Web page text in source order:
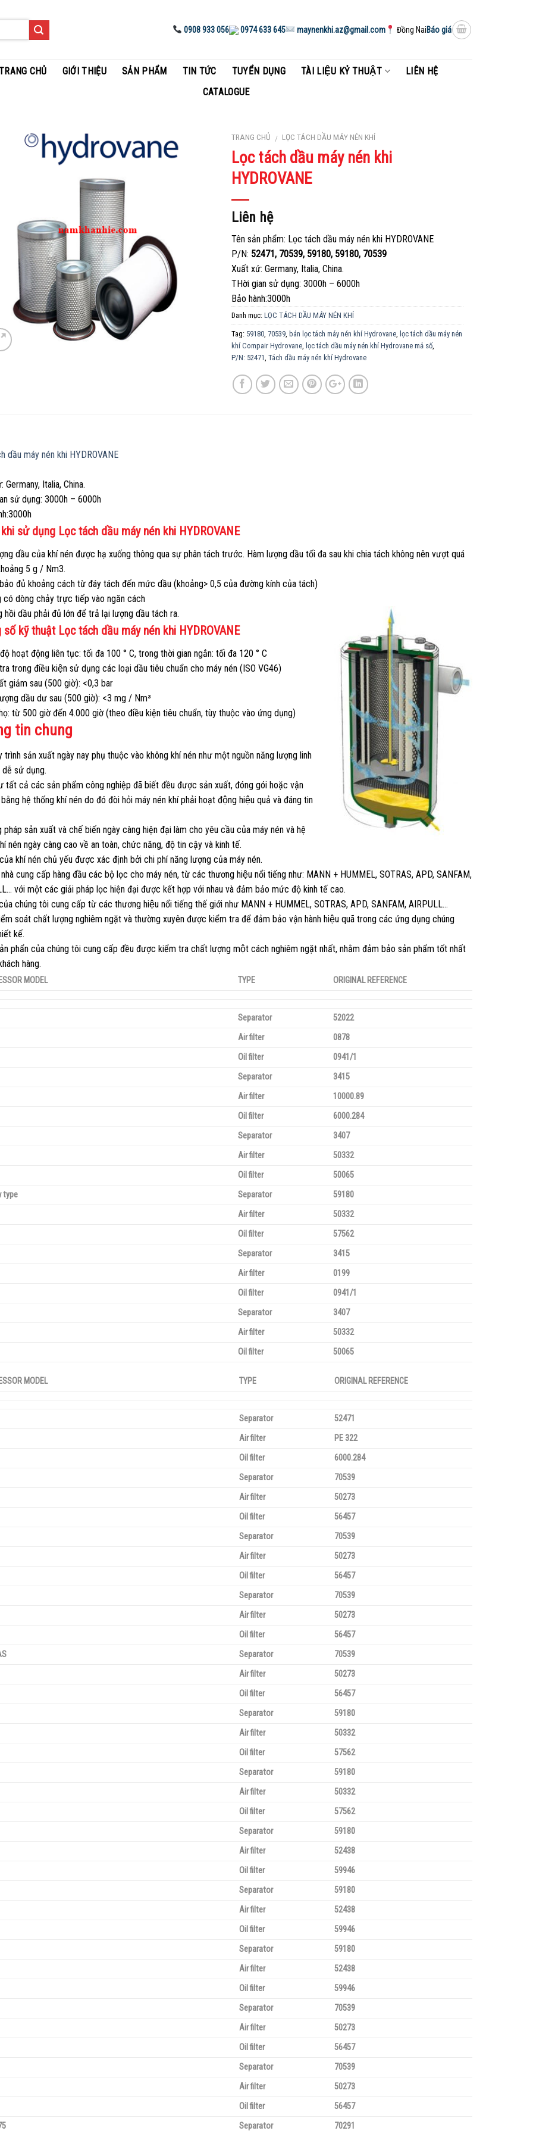
0908 933 056 0974 633 645 maynenkhi.az@gmail.com Đồng NaiBáo giá
CHỦ GIỚI THIỆU SẢN PHẨM TIN TỨC TUYỂN DỤNG TÀI LIỆU KỶ THUẬT
LIÊN HỆ
CATALOGUE
TRANG CHỦ / LỌC TÁCH DẦU MÁY NÉN KHÍ
Lọc tách dầu máy nén khi
HYDROVANE
Liên hệ
Tên sản phẩm: Lọc tách dầu máy nén khi HYDROVANE
P/N: 52471, 70539, 59180, 59180, 70539
Xuất xứ: Germany, Italia, China.
THời gian sử dụng: 3000h – 6000h
Bảo hành:3000h
Danh mục: LỌC TÁCH DẦU MÁY NÉN KHÍ
Tag: 59180 70539 bán lọc tách máy nén khí Hydrovane lọc tách dầu máy nén
khí Compair Hydrovane lọc tách dầu máy nén khí Hydrovane mả số
P/N: 52471 Tách dầu máy nén khí Hydrovane
dầu máy nén khi HYDROVANE
Germany, Italia, China.
sử dụng: 3000h – 6000h
sử dụng Lọc tách dầu máy nén khi HYDROVANE
dầu của khí nén được hạ xuống thông qua sự phân tách trước. Hàm lượng dầu tối đa sau khi chia tách không nên vượt quá
5 g / Nm3.
đủ khoảng cách từ đáy tách đến mức dầu (khoảng> 0,5 của đường kính của tách)
có dòng chảy trực tiếp vào ngăn cách
hồi dầu phải đủ lớn để trả lại lượng dầu tách ra.
số kỹ thuật Lọc tách dầu máy nén khi HYDROVANE
hoạt động liên tục: tối đa 100 ° C, trong thời gian ngắn: tối đa 120 ° C
trong điều kiện sử dụng các loại dầu tiêu chuẩn cho máy nén (ISO VG46)
giảm sau (500 giờ): <0,3 bar
dầu dư sau (500 giờ): <3 mg / Nm³
từ 500 giờ đến 4.000 giờ (theo điều kiện tiêu chuẩn, tùy thuộc vào ứng dụng)
tin chung
trình sản xuất ngày nay phụ thuộc vào không khí nén như một nguồn năng lượng linh
sử dụng.
tất cả các sản phẩm công nghiệp đã biết đều được sản xuất, đóng gói hoặc vận
hệ thống khí nén do đó đòi hỏi máy nén khí phải hoạt động hiệu quả và đáng tin
pháp sản xuất và chế biến ngày càng hiện đại làm cho yêu cầu của máy nén và hệ
nén ngày càng cao về an toàn, chức năng, độ tin cậy và kinh tế.
khí nén chủ yếu được xác định bởi chi phí năng lượng của máy nén.
cung cấp hàng đầu các bộ lọc cho máy nén, từ các thương hiệu nổi tiếng như: MANN + HUMMEL, SOTRAS, APD, SANFAM,
với một các giải pháp lọc hiện đại được kết hợp với nhau và đảm bảo mức độ kinh tế cao.
chúng tôi cung cấp từ các thương hiệu nổi tiếng thế giới như MANN + HUMMEL, SOTRAS, APD, SANFAM, AIRPULL…
soát chất lượng nghiêm ngặt và thường xuyên được kiểm tra để đảm bảo vận hành hiệu quã trong các ứng dụng chúng
kế.
phẩn của chúng tôi cung cấp đều được kiểm tra chất lượng một cách nghiêm ngặt nhất, nhằm đảm bảo sản phẩm tốt nhất
hàng.
MODEL TYPE ORIGINAL REFERENCE
Separator
52022
Air filter
0878
Oil filter
0941/1
Separator
3415
Air filter
10000.89
Oil filter
6000.284
Separator
3407
Air filter
50332
Oil filter
50065
type
Separator
59180
Air filter
50332
Oil filter
57562
Separator
3415
Air filter
0199
Oil filter
0941/1
Separator
3407
Air filter
50332
Oil filter
50065
MODEL TYPE ORIGINAL REFERENCE
Separator
52471
Air filter
PE 322
Oil filter
6000.284
Separator
70539
Air filter
50273
Oil filter
56457
Separator
70539
Air filter
50273
Oil filter
56457
Separator
70539
Air filter
50273
Oil filter
56457
Separator
70539
Air filter
50273
Oil filter
56457
Separator
59180
Air filter
50332
Oil filter
57562
Separator
59180
Air filter
50332
Oil filter
57562
Separator
59180
Air filter
52438
Oil filter
59946
Separator
59180
Air filter
52438
Oil filter
59946
Separator
59180
Air filter
52438
Oil filter
59946
Separator
70539
Air filter
50273
Oil filter
56457
Separator
70539
Air filter
50273
Oil filter
56457
Separator 70291